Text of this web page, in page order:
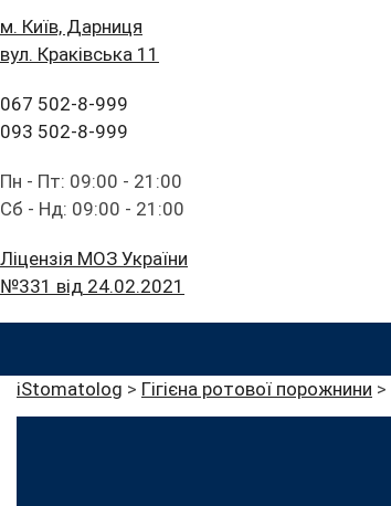
м. Київ, Дарниця
вул. Краківська 11
067 502-8-999
093 502-8-999
Пн - Пт: 09:00 - 21:00
Сб - Нд: 09:00 - 21:00
Ліцензія МОЗ України
№331 від 24.02.2021
iStomatolog > Гігієна ротової порожнини >